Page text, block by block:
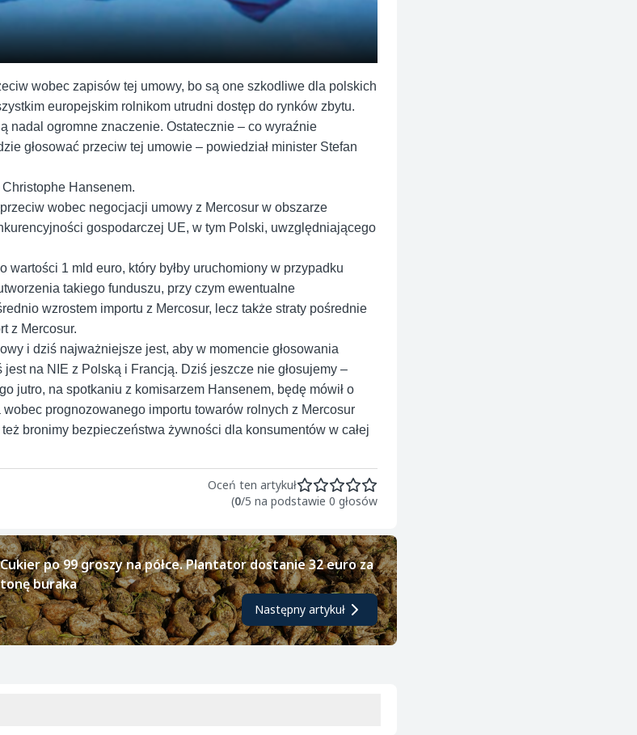
wobec zapisów tej umowy, bo są one szkodliwe dla polskich
europejskim rolnikom utrudni dostęp do rynków zbytu.
nadal ogromne znaczenie. Ostatecznie – co wyraźnie
głosować przeciw tej umowie – powiedział minister Stefan
Hansenem.
wobec negocjacji umowy z Mercosur w obszarze
gospodarczej UE, w tym Polski, uwzględniającego
o wartości 1 mld euro, który byłby uruchomiony w przypadku
takiego funduszu, przy czym ewentualne
wzrostem importu z Mercosur, lecz także straty pośrednie
z Mercosur.
i dziś najważniejsze jest, aby w momencie głosowania
na NIE z Polską i Francją. Dziś jeszcze nie głosujemy –
jutro, na spotkaniu z komisarzem Hansenem, będę mówił o
prognozowanego importu towarów rolnych z Mercosur
bronimy bezpieczeństwa żywności dla konsumentów w całej
Oceń ten artykuł
(0/5 na podstawie 0 głosów
Cukier po 99 groszy na półce. Plantator dostanie 32 euro za
tonę buraka
Następny artykuł